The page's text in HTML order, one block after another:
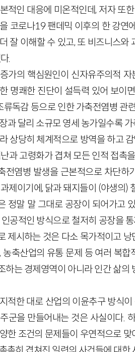
적인 대응에 미온적인데, 저자 또
코로나19 팬데믹 이후의 한 강연
잘 이해할 수 있고, 또 비즈니스
.
가의 핵심원인이 신자유주의적
명쾌한 진단이 설득력 있어 보이
독감 등으로 인한 가축전염병 관
과 달리 소규모 영세 농가일수록
상당히 체계적으로 방역을 하고
과 고령화가 겹쳐 모든 인적 접촉
전염병 발생을 근본적으로 차단
제이기에, 닭과 돼지들이 (야생의)
정말 말 그대로 공장이 되어가고
공적인 방식으로 철저히 공장을
제시하는 것은 다소 목가적이고
농축산업의 유통 문제 등 여러 복
하는 경제영역이 아니라 인간 삶
적한 대로 산업의 이윤추구 방식
군을 만들어내는 것은 사실이다.
한 조건의 문제들이 우연적으로